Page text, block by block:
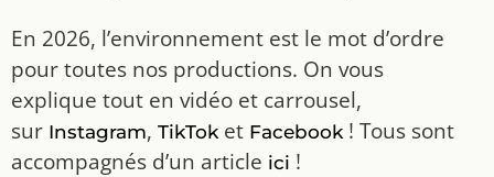
En 2026, l’environnement est le mot d’ordre
pour toutes nos productions. On vous
explique tout en vidéo et carrousel,
sur Instagram, TikToket Facebook! Tous sont
accompagnés d’un article ici !